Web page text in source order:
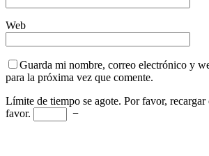
Web
Guarda mi nombre, correo electrónico y
para la próxima vez que comente.
Límite de tiempo se agote. Por favor,
favor.
−